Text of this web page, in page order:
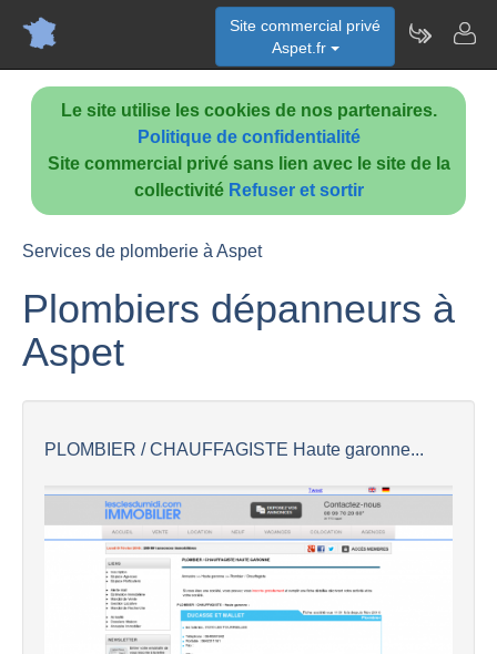
Le site utilise les cookies de nos partenaires.
Politique de confidentialité
Site commercial privé sans lien avec le site de la
collectivité Refuser et sortir
Site commercial privé
Aspet.fr
Services de plomberie à Aspet
Plombiers dépanneurs à
Aspet
PLOMBIER / CHAUFFAGISTE Haute garonne...